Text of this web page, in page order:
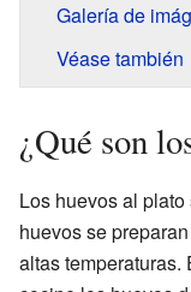
Galería de
Véase también
¿Qué son
Los huevos al
huevos se
altas temperaturas.